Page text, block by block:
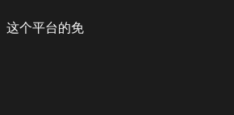
这个平台的免